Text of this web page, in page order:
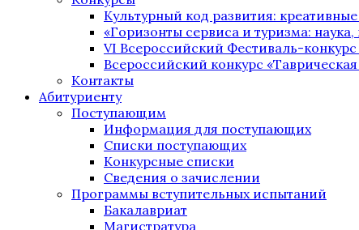
Культурный код развития:
«Горизонты сервиса и туризма:
VI Всероссийский Фестиваль-
Всероссийский конкурс
Контакты
Абитуриенту
Поступающим
Информация для поступающих
Списки поступающих
Конкурсные списки
Сведения о зачислении
Программы вступительных испытаний
Бакалавриат
Магистратура